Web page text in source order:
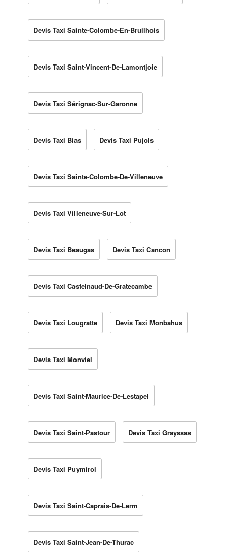
Devis Taxi Sainte-Colombe-En-Bruilhois
Devis Taxi Saint-Vincent-De-Lamontjoie
Devis Taxi Sérignac-Sur-Garonne
Devis Taxi Bias Devis Taxi Pujols
Devis Taxi Sainte-Colombe-De-Villeneuve
Devis Taxi Villeneuve-Sur-Lot
Devis Taxi Beaugas Devis Taxi Cancon
Devis Taxi Castelnaud-De-Gratecambe
Devis Taxi Lougratte Devis Taxi Monbahus
Devis Taxi Monviel
Devis Taxi Saint-Maurice-De-Lestapel
Devis Taxi Saint-Pastour Devis Taxi Grayssas
Devis Taxi Puymirol
Devis Taxi Saint-Caprais-De-Lerm
Devis Taxi Saint-Jean-De-Thurac